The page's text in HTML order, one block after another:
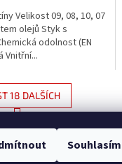
Souhlasím
Velikost 09, 08, 10, 07
olejů Styk s
odolnost (EN
Vnitřní...
O
v
l
18 DALŠÍCH
S
t
r
á
n
NAHORU